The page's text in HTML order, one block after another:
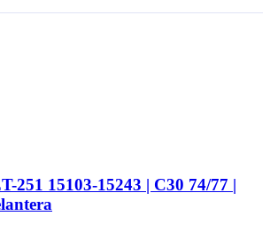
251 15103-15243 | C30 74/77 |